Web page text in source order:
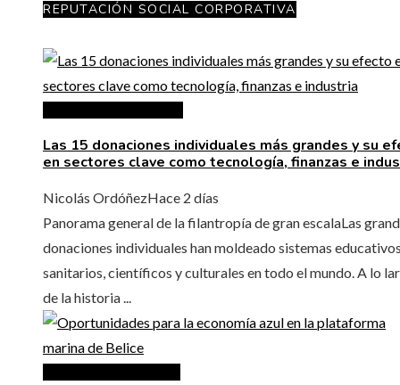
REPUTACIÓN SOCIAL CORPORATIVA
Las 15 donaciones individuales más grandes y su
en sectores clave como tecnología, finanzas e
Nicolás OrdóñezHace 2 días
Panorama general de la filantropía de gran escalaLas
donaciones individuales han moldeado sistemas
sanitarios, científicos y culturales en todo el mundo. A lo
de la historia ...